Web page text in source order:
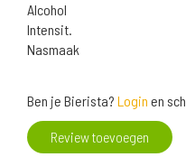
Alcohol
Intensit.
Nasmaak
Ben je Bierista? Login en
Review toevoegen